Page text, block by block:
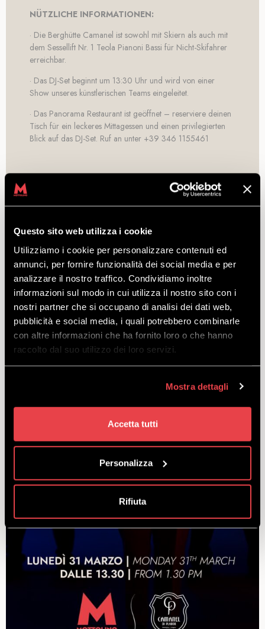
Questo sito web utilizza i cookie
Utilizziamo i cookie per personalizzare contenuti ed
annunci, per fornire funzionalità dei social media e per
analizzare il nostro traffico. Condividiamo inoltre
informazioni sul modo in cui utilizza il nostro sito con i
nostri partner che si occupano di analisi dei dati web,
pubblicità e social media, i quali potrebbero combinarle
con altre informazioni che ha fornito loro o che hanno
raccolto dal suo utilizzo dei loro servizi.
Mostra dettagli
Accetta tutti
Personalizza
Rifiuta
NÜTZLICHE INFORMATIONEN:
· Die Berghütte Camanel ist sowohl mit Skiern als auch mit
dem Sessellift Nr. 1 Teola Pianoni Bassi für Nicht-Skifahrer
erreichbar.
· Das DJ-Set beginnt um 13:30 Uhr und wird von einer
Show unseres künstlerischen Teams eingeleitet.
· Das Panorama Restaurant ist geöffnet – reserviere deinen
Tisch für ein leckeres Mittagessen und einen privilegierten
Blick auf das DJ-Set. Ruf an unter +39 346 1155461